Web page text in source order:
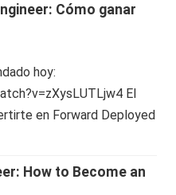
Cómo ganar
hoy:
El
en Forward Deployed
How to Become an